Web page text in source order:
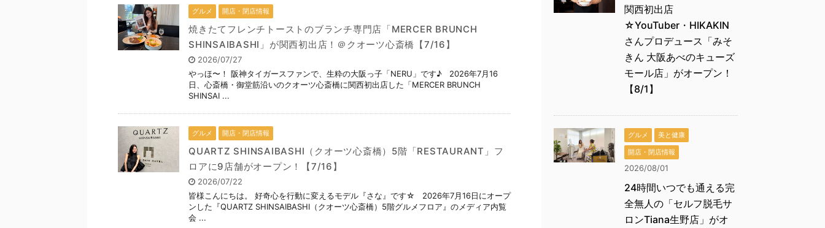
グルメ 開店・閉店情報
焼きたてフレンチトーストのブランチ専門店「MERCER BRUNCH
SHINSAIBASHI」が関西初出店！＠クオーツ心斎橋【7/16】
2026/07/27
やっほ〜！ 阪神タイガースファンで、生粋の大阪っ子「NERU」です♪ 2026年7月16
日、心斎橋・御堂筋沿いのクオーツ心斎橋に関西初出店した「MERCER BRUNCH
SHINSAI ...
グルメ 開店・閉店情報
QUARTZ SHINSAIBASHI（クオーツ心斎橋）5階「RESTAURANT」フ
ロアに9店舗がオープン！【7/16】
2026/07/22
皆様こんにちは。 好奇心を行動に変えるモデル『さな』です☆ 2026年7月16日にオープ
ンした『QUARTZ SHINSAIBASHI（クオーツ心斎橋）5階グルメフロア』のメディア内覧
会 ...
関西初出店
☆YouTuber・HIKAKIN
さんプロデュース「みそ
きん 大阪あべのキューズ
モール店」がオープン！
【8/1】
グルメ
美と健康
開店・閉店情報
2026/08/01
24時間いつでも通える完
全無人の「セルフ脱毛サ
ロンTiana生野店」がオ